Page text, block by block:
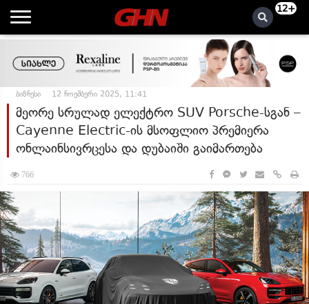
12+
ბიზნესი 12 ნოემბერი 2025, 11:41
მეორე სრულად ელექტრო SUV Porsche-სგან –
Cayenne Electric-ის მსოფლიო პრემიერა
ონლაინსივრცესა და დუბაიში გაიმართება
766